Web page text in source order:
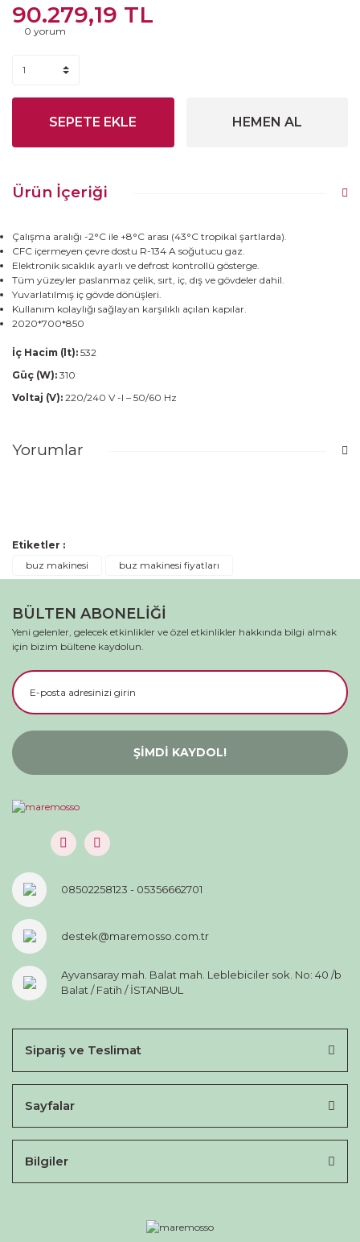
90.279,19 TL
0 yorum
SEPETE EKLE HEMEN AL
Ürün İçeriği
Çalışma aralığı -2°C ile +8°C arası (43°C tropikal şartlarda).
CFC içermeyen çevre dostu R-134 A soğutucu gaz.
Elektronik sıcaklık ayarlı ve defrost kontrollü gösterge.
Tüm yüzeyler paslanmaz çelik, sırt, iç, dış ve gövdeler dahil.
Yuvarlatılmış iç gövde dönüşleri.
Kullanım kolaylığı sağlayan karşılıklı açılan kapılar.
2020*700*850
İç Hacim (lt): 532
Güç (W): 310
Voltaj (V): 220/240 V -I – 50/60 Hz
Yorumlar
Etiketler :
buz makinesi
buz makinesi fiyatları
BÜLTEN ABONELİĞİ
Yeni gelenler, gelecek etkinlikler ve özel etkinlikler hakkında bilgi almak
için bizim bültene kaydolun.
ŞİMDİ KAYDOL!
08502258123 - 05356662701
destek@maremosso.com.tr
Ayvansaray mah. Balat mah. Leblebiciler sok. No: 40 /b
Balat / Fatih / İSTANBUL
Sipariş ve Teslimat
Sayfalar
Bilgiler